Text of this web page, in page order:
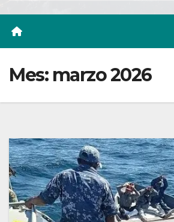
Mes: marzo 2026